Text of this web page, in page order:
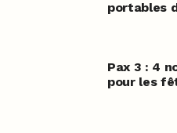
portables
Pax 3 : 4
pour les